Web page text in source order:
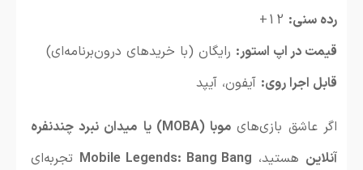
رده سنی:
قیمت در اپ استور: رایگان (با خریدهای درون‌برنامه‌ای)
قابل اجرا روی: آیفون، آیپد
اگر عاشق بازی‌های
موبا (MOBA) یا میدان نبرد چندنفره
آنلاین هستید، Mobile Legends: Bang Bang تجربه‌ای